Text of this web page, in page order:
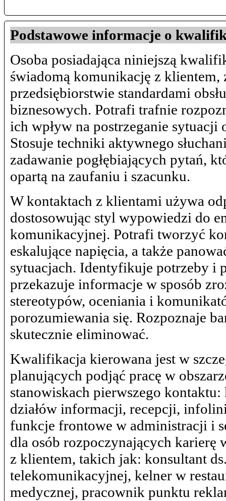
Podstawowe informacje o
Osoba posiadająca niniejszą
świadomą komunikację z
przedsiębiorstwie standardami
biznesowych. Potrafi trafnie
ich wpływ na postrzeganie
Stosuje techniki aktywnego
zadawanie pogłębiających pytań,
opartą na zaufaniu i szacunku.
W kontaktach z klientami używa
dostosowując styl wypowiedzi do
komunikacyjnej. Potrafi tworzyć
eskalujące napięcia, a także
sytuacjach. Identyfikuje potrzeby i
przekazuje informacje w sposób
stereotypów, oceniania i
porozumiewania się. Rozpoznaje
skutecznie eliminować.
Kwalifikacja kierowana jest w
planujących podjąć pracę w
stanowiskach pierwszego
działów informacji, recepcji,
funkcje frontowe w administracji i
dla osób rozpoczynających karierę
z klientem, takich jak: konsultant
telekomunikacyjnej, kelner w
medycznej, pracownik punktu